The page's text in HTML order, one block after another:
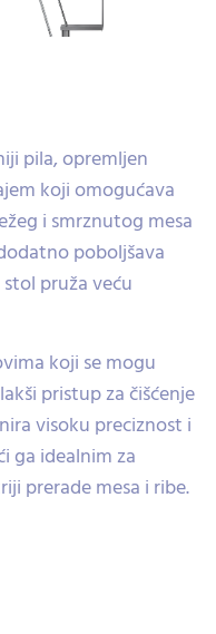
pila, opremljen
koji omogućava
i smrznutog mesa
poboljšava
pruža veću
koji se mogu
pristup za čišćenje
visoku preciznost i
ga idealnim za
prerade mesa i ribe.